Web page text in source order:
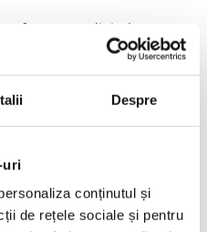
Despre
uri
conținutul și
de rețele sociale și pentru
digitală